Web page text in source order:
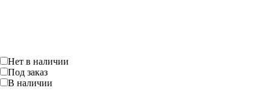
Нет в наличии
Под заказ
В наличии